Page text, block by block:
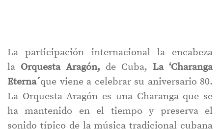
La participación internacional la encabeza
la Orquesta Aragón, de Cuba, La ‘Charanga
Eterna´que viene a celebrar su aniversario 80.
La Orquesta Aragón es una Charanga que se
ha mantenido en el tiempo y preserva el
sonido típico de la música tradicional cubana